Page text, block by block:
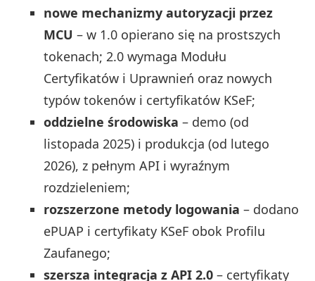
nowe mechanizmy autoryzacji przez
MCU – w 1.0 opierano się na prostszych
tokenach; 2.0 wymaga Modułu
Certyfikatów i Uprawnień oraz nowych
typów tokenów i certyfikatów KSeF;
oddzielne środowiska – demo (od
listopada 2025) i produkcja (od lutego
2026), z pełnym API i wyraźnym
rozdzieleniem;
rozszerzone metody logowania – dodano
ePUAP i certyfikaty KSeF obok Profilu
Zaufanego;
szersza integracja z API 2.0 – certyfikaty